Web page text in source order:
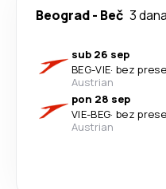
Beograd- Beč 3 dana
sub 26 sep
BEG-VIE· bez
Austrian
pon 28 sep
VIE-BEG· bez
Austrian